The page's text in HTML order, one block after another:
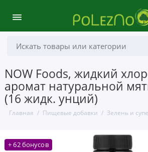
NOW Foods, жидкий
аромат натуральной
(16 жидк. унций)
Главная Пищевые добавки Зелень и
+ 62 бонусов